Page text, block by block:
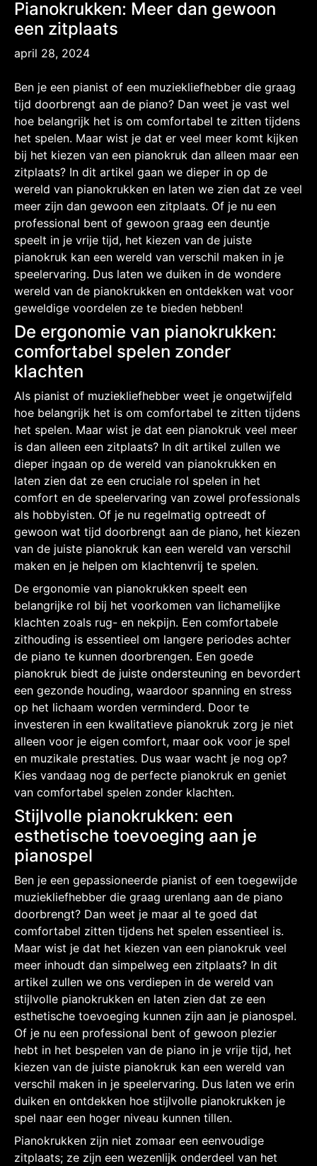
Pianokrukken: Meer dan gewoon
een zitplaats
april 28, 2024
Ben je een pianist of een muziekliefhebber die graag
tijd doorbrengt aan de piano? Dan weet je vast wel
hoe belangrijk het is om comfortabel te zitten tijdens
het spelen. Maar wist je dat er veel meer komt kijken
bij het kiezen van een pianokruk dan alleen maar een
zitplaats? In dit artikel gaan we dieper in op de
wereld van pianokrukken en laten we zien dat ze veel
meer zijn dan gewoon een zitplaats. Of je nu een
professional bent of gewoon graag een deuntje
speelt in je vrije tijd, het kiezen van de juiste
pianokruk kan een wereld van verschil maken in je
speelervaring. Dus laten we duiken in de wondere
wereld van de pianokrukken en ontdekken wat voor
geweldige voordelen ze te bieden hebben!
De ergonomie van pianokrukken:
comfortabel spelen zonder
klachten
Als pianist of muziekliefhebber weet je ongetwijfeld
hoe belangrijk het is om comfortabel te zitten tijdens
het spelen. Maar wist je dat een pianokruk veel meer
is dan alleen een zitplaats? In dit artikel zullen we
dieper ingaan op de wereld van pianokrukken en
laten zien dat ze een cruciale rol spelen in het
comfort en de speelervaring van zowel professionals
als hobbyisten. Of je nu regelmatig optreedt of
gewoon wat tijd doorbrengt aan de piano, het kiezen
van de juiste pianokruk kan een wereld van verschil
maken en je helpen om klachtenvrij te spelen.
De ergonomie van pianokrukken speelt een
belangrijke rol bij het voorkomen van lichamelijke
klachten zoals rug- en nekpijn. Een comfortabele
zithouding is essentieel om langere periodes achter
de piano te kunnen doorbrengen. Een goede
pianokruk biedt de juiste ondersteuning en bevordert
een gezonde houding, waardoor spanning en stress
op het lichaam worden verminderd. Door te
investeren in een kwalitatieve pianokruk zorg je niet
alleen voor je eigen comfort, maar ook voor je spel
en muzikale prestaties. Dus waar wacht je nog op?
Kies vandaag nog de perfecte pianokruk en geniet
van comfortabel spelen zonder klachten.
Stijlvolle pianokrukken: een
esthetische toevoeging aan je
pianospel
Ben je een gepassioneerde pianist of een toegewijde
muziekliefhebber die graag urenlang aan de piano
doorbrengt? Dan weet je maar al te goed dat
comfortabel zitten tijdens het spelen essentieel is.
Maar wist je dat het kiezen van een pianokruk veel
meer inhoudt dan simpelweg een zitplaats? In dit
artikel zullen we ons verdiepen in de wereld van
stijlvolle pianokrukken en laten zien dat ze een
esthetische toevoeging kunnen zijn aan je pianospel.
Of je nu een professional bent of gewoon plezier
hebt in het bespelen van de piano in je vrije tijd, het
kiezen van de juiste pianokruk kan een wereld van
verschil maken in je speelervaring. Dus laten we erin
duiken en ontdekken hoe stijlvolle pianokrukken je
spel naar een hoger niveau kunnen tillen.
Pianokrukken zijn niet zomaar een eenvoudige
zitplaats; ze zijn een wezenlijk onderdeel van het